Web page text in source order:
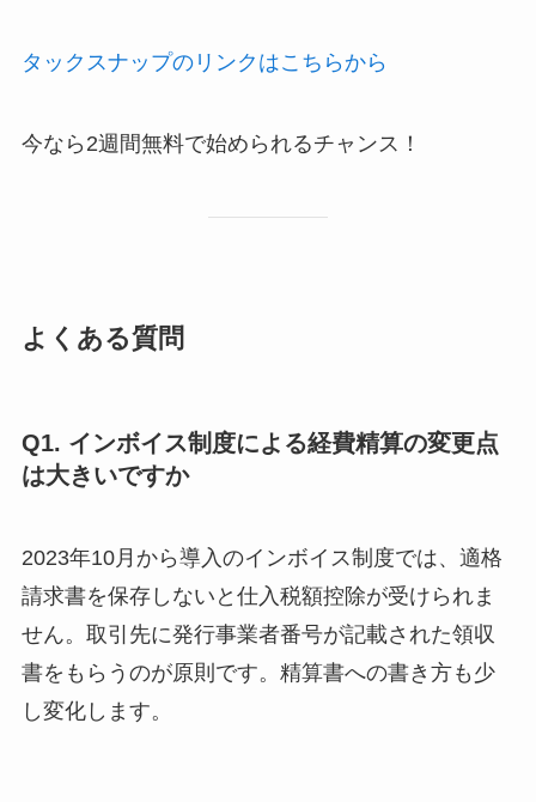
タックスナップのリンクはこちらから
今なら2週間無料で始められるチャンス！
よくある質問
Q1. インボイス制度による経費精算の変更点
は大きいですか
2023年10月から導入のインボイス制度では、適格
請求書を保存しないと仕入税額控除が受けられま
せん。取引先に発行事業者番号が記載された領収
書をもらうのが原則です。精算書への書き方も少
し変化します。